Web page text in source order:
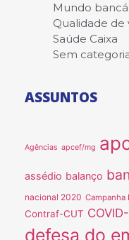
Mundo
Qualidade de
Saúde Caixa
Sem
ASSUNTOS
Agências apcef/mg
assédio balanço
nacional 2020 Campanha
Contraf-CUT
defesa do